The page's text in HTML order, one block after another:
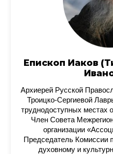
Епископ Иаков
Архиерей Русской
Троицко-Сергиевой
труднодоступных местах
Член Совета
организации
Председатель Комиссии
духовному и